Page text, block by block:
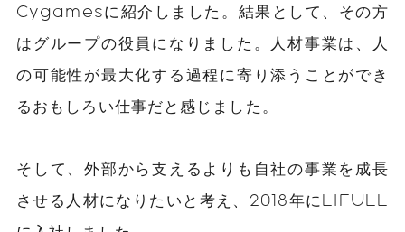
Cygamesに紹介しました。結果として、その方
は グループの役員になりました。人材事業は、人
の可能性が最大化する過程に寄り添うことができ
るおもしろい仕事だと感じました。
そして、外部から支えるよりも自社の事業を成長
させる人材になりたいと考え、2018年にLIFULL